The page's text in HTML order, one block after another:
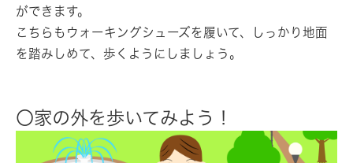
ができます。
こちらもウォーキングシューズを履いて、しっかり地面
を踏みしめて、歩くようにしましょう。
〇家の外を歩いてみよう！